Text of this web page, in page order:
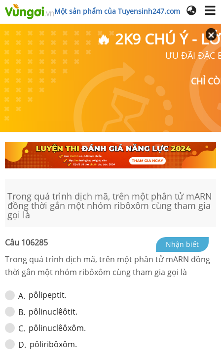
Một sản phẩm của Tuyensinh247.com
🔥 2K9 CHÚ Ý -
ƯU ĐÃI ĐẶC
CHỈ
Trong quá trình dịch mã, trên một phân tử mARN
đồng thời gắn một nhóm ribôxôm cùng tham gia
gọi là
Câu 106285 Nhận biết
Trong quá trình dịch mã, trên một phân tử mARN đồng
thời gắn một nhóm ribôxôm cùng tham gia gọi là
A. pôlipeptit.
B. pôlinuclêôtit.
C. pôlinuclêôxôm.
D. pôliribôxôm.